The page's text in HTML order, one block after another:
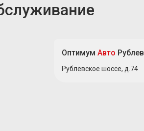
Оптимум Авто
Рублёвское шоссе, д.74